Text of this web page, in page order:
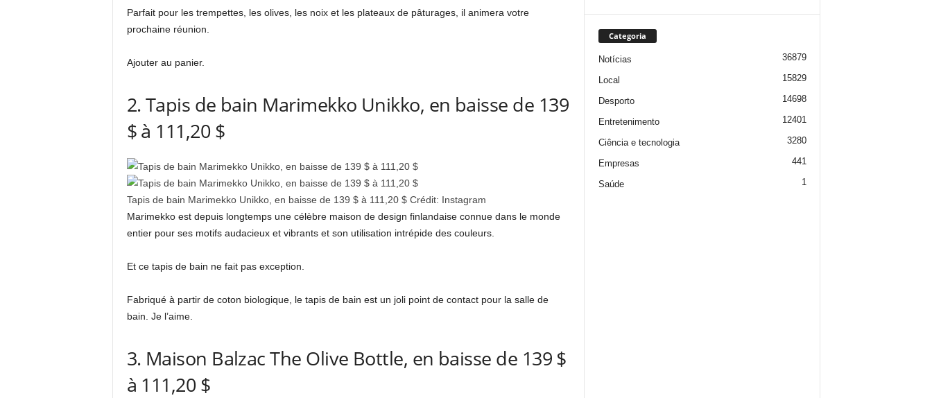
Parfait pour les trempettes, les olives, les noix et les plateaux de pâturages, il animera votre
prochaine réunion.
Ajouter au panier.
2. Tapis de bain Marimekko Unikko, en baisse de 139
$ à 111,20 $
Tapis de bain Marimekko Unikko, en baisse de 139 $ à 111,20 $Crédit: Instagram
Marimekko est depuis longtemps une célèbre maison de design finlandaise connue dans le monde
entier pour ses motifs audacieux et vibrants et son utilisation intrépide des couleurs.
Et ce tapis de bain ne fait pas exception.
Fabriqué à partir de coton biologique, le tapis de bain est un joli point de contact pour la salle de
bain. Je l’aime.
3. Maison Balzac The Olive Bottle, en baisse de 139 $
à 111,20 $
Categoria
Notícias 36879
Local 15829
Desporto 14698
Entretenimento 12401
Ciência e tecnologia 3280
Empresas 441
Saúde 1